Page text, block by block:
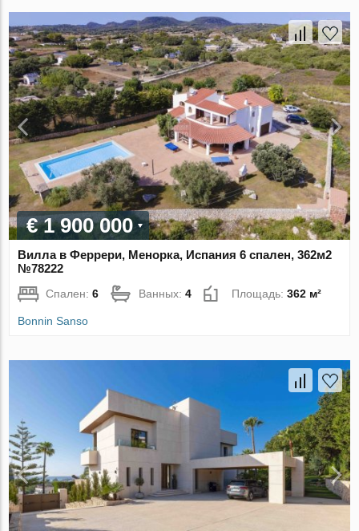
€ 1 900 000
Вилла в Феррери, Менорка, Испания 6 спален, 362м2
№78222
Спален:6 Ванных:4 Площадь:362 м²
Bonnin Sanso